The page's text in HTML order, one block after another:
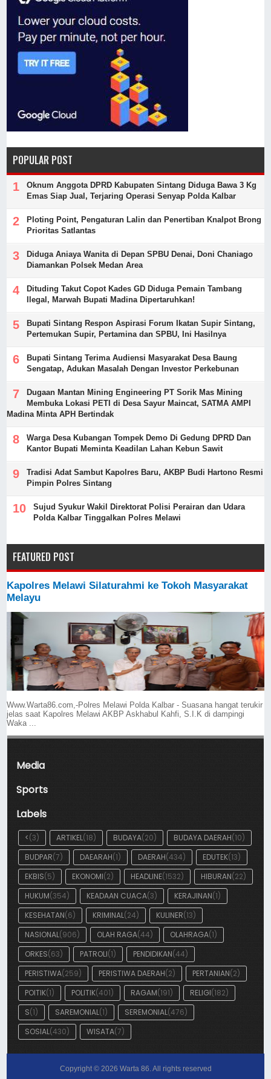
POPULAR POST
Oknum Anggota DPRD Kabupaten Sintang Diduga Bawa 3 Kg
Emas Siap Jual, Terjaring Operasi Senyap Polda Kalbar
Ploting Point, Pengaturan Lalin dan Penertiban Knalpot Brong
Prioritas Satlantas
Diduga Aniaya Wanita di Depan SPBU Denai, Doni Chaniago
Diamankan Polsek Medan Area
Dituding Takut Copot Kades GD Diduga Pemain Tambang
Ilegal, Marwah Bupati Madina Dipertaruhkan!
Bupati Sintang Respon Aspirasi Forum Ikatan Supir Sintang,
Pertemukan Supir, Pertamina dan SPBU, Ini Hasilnya
Bupati Sintang Terima Audiensi Masyarakat Desa Baung
Sengatap, Adukan Masalah Dengan Investor Perkebunan
Dugaan Mantan Mining Engineering PT Sorik Mas Mining
Membuka Lokasi PETI di Desa Sayur Maincat, SATMA AMPI
Madina Minta APH Bertindak
Warga Desa Kubangan Tompek Demo Di Gedung DPRD Dan
Kantor Bupati Meminta Keadilan Lahan Kebun Sawit
Tradisi Adat Sambut Kapolres Baru, AKBP Budi Hartono Resmi
Pimpin Polres Sintang
Sujud Syukur Wakil Direktorat Polisi Perairan dan Udara
Polda Kalbar Tinggalkan Polres Melawi
FEATURED POST
Kapolres Melawi Silaturahmi ke Tokoh Masyarakat
Melayu
Www.Warta86.com,-Polres Melawi Polda Kalbar - Suasana hangat terukir
jelas saat Kapolres Melawi AKBP Askhabul Kahfi, S.I.K di dampingi
Waka ...
Media
Sports
Labels
<(3) ARTIKEL(18) BUDAYA(20) BUDAYA DAERAH(10)
BUDPAR(7) DAEARAH(1) DAERAH(434) EDUTEK(13)
EKBIS(5) EKONOMI(2) HEADLINE(1532) HIBURAN(22)
HUKUM(354) KEADAAN CUACA(3) KERAJINAN(1)
KESEHATAN(6) KRIMINAL(24) KULINER(13)
NASIONAL(906) OLAH RAGA(44) OLAHRAGA(1)
ORKES(63) PATROLI(1) PENDIDIKAN(44)
PERISTIWA(259) PERISTIWA DAERAH(2) PERTANIAN(2)
POITIK(1) POLITIK(401) RAGAM(191) RELIGI(182)
S(1) SAREMONIAL(1) SEREMONIAL(476)
SOSIAL(430) WISATA(7)
Copyright © 2026 Warta 86 . All rights reserved